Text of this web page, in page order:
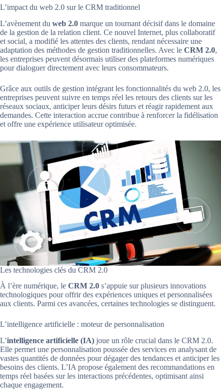
L’impact du web 2.0 sur le CRM traditionnel
L’avènement du web 2.0 marque un tournant décisif dans le domaine
de la gestion de la relation client. Ce nouvel Internet, plus collaboratif
et social, a modifié les attentes des clients, rendant nécessaire une
adaptation des méthodes de gestion traditionnelles. Avec le CRM 2.0,
les entreprises peuvent désormais utiliser des plateformes numériques
pour dialoguer directement avec leurs consommateurs.
Grâce aux outils de gestion intégrant les fonctionnalités du web 2.0, les
entreprises peuvent suivre en temps réel les retours des clients sur les
réseaux sociaux, anticiper leurs désirs futurs et réagir rapidement aux
demandes. Cette interaction accrue contribue à renforcer la fidélisation
et offre une expérience utilisateur optimisée.
Les technologies clés du CRM 2.0
À l’ère numérique, le CRM 2.0 s’appuie sur plusieurs innovations
technologiques pour offrir des expériences uniques et personnalisées
aux clients. Parmi ces avancées, certaines technologies se distinguent.
L’intelligence artificielle : moteur de personnalisation
L’intelligence artificielle (IA) joue un rôle crucial dans le CRM 2.0.
Elle permet une personnalisation poussée des services en analysant de
vastes quantités de données pour dégager des tendances et anticiper les
besoins des clients. L’IA propose également des recommandations en
temps réel basées sur les interactions précédentes, optimisant ainsi
chaque engagement.